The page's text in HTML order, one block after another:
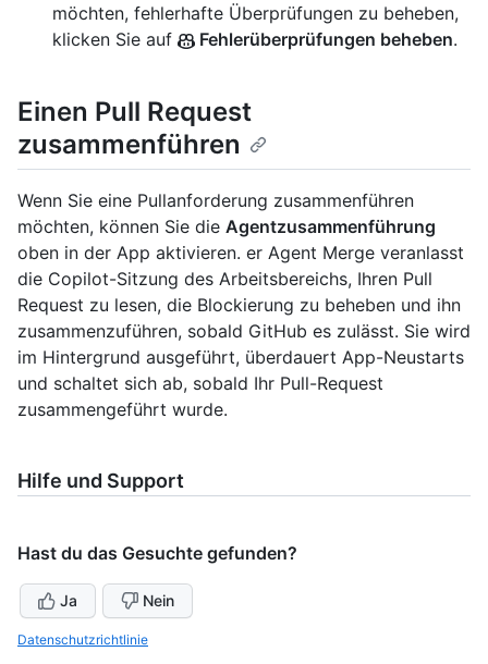
möchten, fehlerhafte Überprüfungen zu beheben,
klicken Sie auf
Fehlerüberprüfungen beheben.
Einen Pull Request
zusammenführen
Wenn Sie eine Pullanforderung zusammenführen
möchten, können Sie die Agentzusammenführung
oben in der App aktivieren. er Agent Merge veranlasst
die Copilot-Sitzung des Arbeitsbereichs, Ihren Pull
Request zu lesen, die Blockierung zu beheben und ihn
zusammenzuführen, sobald GitHub es zulässt. Sie wird
im Hintergrund ausgeführt, überdauert App-Neustarts
und schaltet sich ab, sobald Ihr Pull-Request
zusammengeführt wurde.
Hilfe und Support
Hast du das Gesuchte gefunden?
Ja Nein
Datenschutzrichtlinie